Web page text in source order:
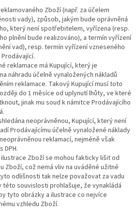
Zboží (např. za účelem
vady), způsob, jakým bude oprávněná
který není spotřebitelem, vyřízena (resp.
plnění bude realizováno), a termín vyřízení
vad), resp. termín vyřízení vzneseného
reklamace má Kupující, který je
náhradu účelně vynaložených nákladů
reklamace. Takový Kupující musí toto
do 1 měsíce od uplynutí lhůty, ve které
jinak mu soud k námitce Prodávajícího
neoprávněnou, Kupující, který není
Prodávajícímu účelně vynaložené náklady
reklamací, nejméně však
DPH.
Zboží se mohou fakticky lišit od
Zboží, což nemá vliv na uváděné užitné
odlišnosti tak nelze považovat za vadu
této souvislosti prohlašuje, že vynakládá
tyto obrázky a ilustrace co nejvíce
vzhledu Zboží.